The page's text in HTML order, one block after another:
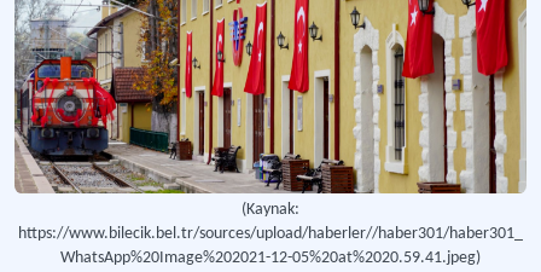
(Kaynak:
https://www.bilecik.bel.tr/sources/upload/haberler//haber301/haber301_
WhatsApp%20Image%202021-12-05%20at%2020.59.41.jpeg)